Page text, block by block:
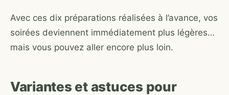
Avec ces dix préparations réalisées à l’avance, vos
soirées deviennent immédiatement plus légères…
mais vous pouvez aller encore plus loin.
Variantes et astuces pour